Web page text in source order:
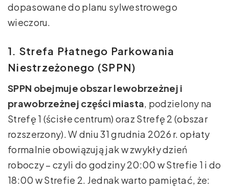
dopasowane do planu sylwestrowego
wieczoru.
1. Strefa Płatnego Parkowania
Niestrzeżonego (SPPN)
SPPN obejmuje obszar lewobrzeżnej i
prawobrzeżnej części miasta, podzielony na
Strefę 1 (ścisłe centrum) oraz Strefę 2 (obszar
rozszerzony). W dniu 31 grudnia 2026 r. opłaty
formalnie obowiązują jak w zwykły dzień
roboczy – czyli do godziny 20:00 w Strefie 1 i do
18:00 w Strefie 2. Jednak warto pamiętać, że: